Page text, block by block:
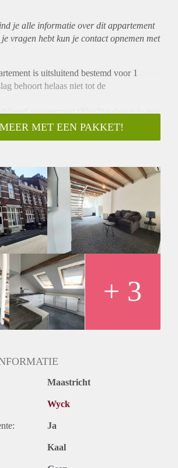
je alle informatie over ditappartement
vragen hebt kun je contact opnemen met
is uitsluitend bestemd voor 1
behoort helaas niet tot de
appartement (35m2) gelegen in een
in het geliefde stadsdeel Wyck te
is op de 2de verdieping gelegen
is v.v. douche cabine, toilet en wastafel.
E bedraagt € 825,- per maand. De
1,5 x de maand huur.
MET EEN PAKKET!
+ 3
Maastricht
Wyck
Ja
Kaal